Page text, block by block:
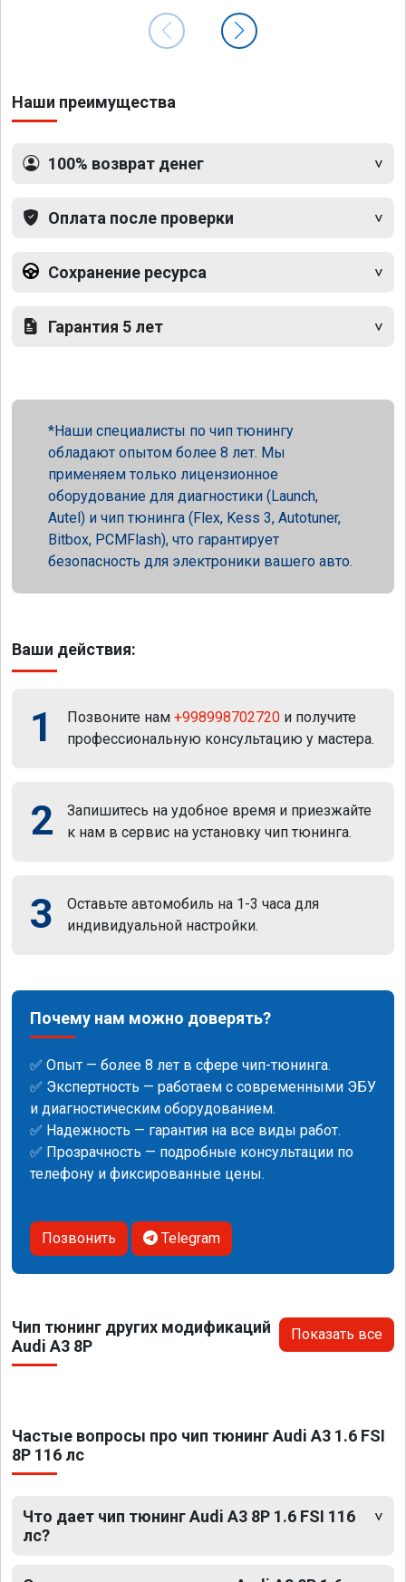
Наши преимущества
100% возврат денег
Оплата после проверки
Сохранение ресурса
Гарантия 5 лет
Наши специалисты по чип тюнингу
обладают опытом более 8 лет. Мы
применяем только лицензионное
оборудование для диагностики (Launch,
Autel) и чип тюнинга (Flex, Kess 3, Autotuner,
Bitbox, PCMFlash), что гарантирует
безопасность для электроники вашего авто.
Ваши действия:
1 Позвоните нам +998998702720 и получите
профессиональную консультацию у мастера.
2
Запишитесь на удобное время и приезжайте
к нам в сервис на установку чип тюнинга.
3
Оставьте автомобиль на 1-3 часа для
индивидуальной настройки.
Почему нам можно доверять?
✅ Опыт — более 8 лет в сфере чип-тюнинга.
✅ Экспертность — работаем с современными ЭБУ
и диагностическим оборудованием.
✅ Надежность — гарантия на все виды работ.
✅ Прозрачность — подробные консультации по
телефону и фиксированные цены.
Позвонить Telegram
Чип тюнинг других модификаций
Audi A3 8P
Показать все
Частые вопросы про чип тюнинг Audi A3 1.6 FSI
8P 116 лс
Что дает чип тюнинг Audi A3 8P 1.6 FSI 116
лс?